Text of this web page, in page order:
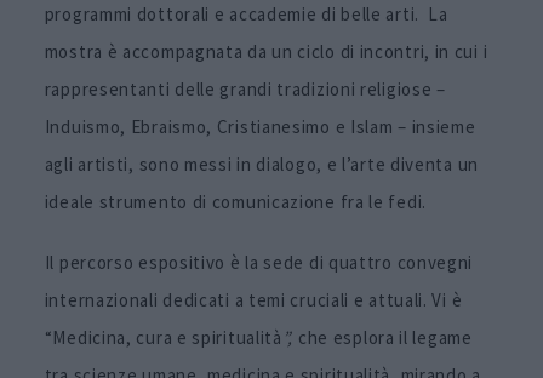
programmi dottorali e accademie di belle arti. La
mostra è accompagnata da un ciclo di incontri, in cui i
rappresentanti delle grandi tradizioni religiose –
Induismo, Ebraismo, Cristianesimo e Islam – insieme
agli artisti, sono messi in dialogo, e l’arte diventa un
ideale strumento di comunicazione fra le fedi.
Il percorso espositivo è la sede di quattro convegni
internazionali dedicati a temi cruciali e attuali. Vi è
“Medicina, cura e spiritualità ”, che esplora il legame